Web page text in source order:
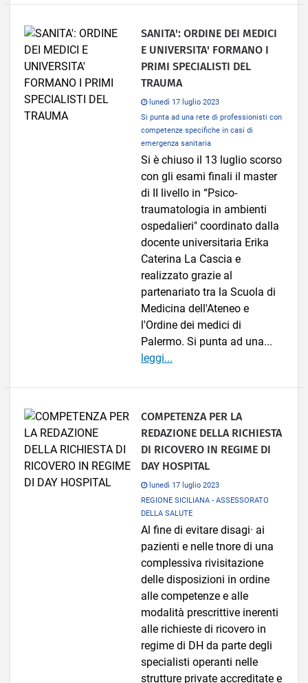
SANITA': ORDINE DEI MEDICI
E UNIVERSITA' FORMANO I
PRIMI SPECIALISTI DEL
TRAUMA
lunedì 17 luglio 2023
Si punta ad una rete di professionisti con
competenze specifiche in casi di
emergenza sanitaria
Si è chiuso il 13 luglio scorso
con gli esami finali il master
di II livello in “Psico-
traumatologia in ambienti
ospedalieri" coordinato dalla
docente universitaria Erika
Caterina La Cascia e
realizzato grazie al
partenariato tra la Scuola di
Medicina dell'Ateneo e
l'Ordine dei medici di
Palermo. Si punta ad una...
leggi...
COMPETENZA PER LA
REDAZIONE DELLA RICHIESTA
DI RICOVERO IN REGIME DI
DAY HOSPITAL
lunedì 17 luglio 2023
REGIONE SICILIANA - ASSESSORATO
DELLA SALUTE
Al fine di evitare disagi· ai
pazienti e nelle tnore di una
complessiva rivisitazione
delle disposizioni in ordine
alle competenze e alle
modalità prescrittive inerenti
alle richieste di ricovero in
regime di DH da parte degli
specialisti operanti nelle
strutture private accreditate e